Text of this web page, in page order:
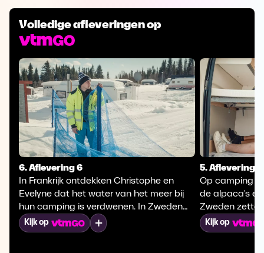
Volledige afleveringen op
6. Aflevering 6
In Frankrijk ontdekken Christophe en
Evelyne dat het water van het meer bij
hun camping is verdwenen. In Zweden
hopen Jonathan en Nancy met een
gratis skidag bezoekers te lokken. Guy
Kijk op
5. Aflevering 5
Op camping
de alpaca's
Zweden
hun tanden in
bouwpakket:
Kijk op